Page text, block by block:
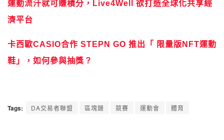
運動流汗就可賺積分，Live4Well 欲打造全球化共享經
濟平台
卡西歐CASIO合作 STEPN GO 推出「 限量版NFT運動
鞋」，如何參與抽獎？
Tags: DA交易者聯盟 區塊鏈 競賽 運動會 體育